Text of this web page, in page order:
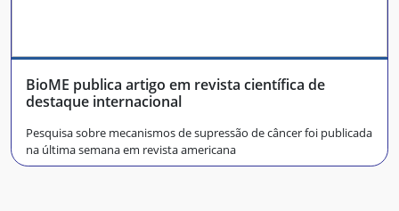
BioME publica artigo em revista científica de
destaque internacional
Pesquisa sobre mecanismos de supressão de câncer foi publicada
na última semana em revista americana